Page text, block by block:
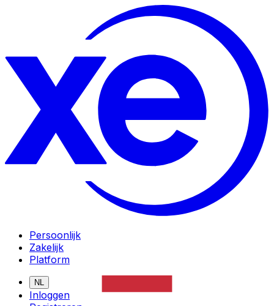
Persoonlijk
Zakelijk
Platform
NL
Inloggen